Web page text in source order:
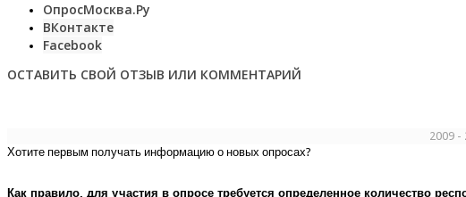
ОпросМосква.Ру
ВКонтакте
Facebook
ОСТАВИТЬ СВОЙ ОТЗЫВ ИЛИ КОММЕНТАРИЙ
2009 -
Хотите первым получать информацию о новых опросах?
Как правило, для участия в опросе требуется определенное количество